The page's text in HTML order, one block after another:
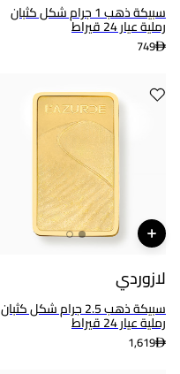
سبيكة ذهب 1 جرام شكل كثبان
رملية عيار 24 قيراط
749
لازوردي
سبيكة ذهب 2.5 جرام شكل كثبان
رملية عيار 24 قيراط
1,619